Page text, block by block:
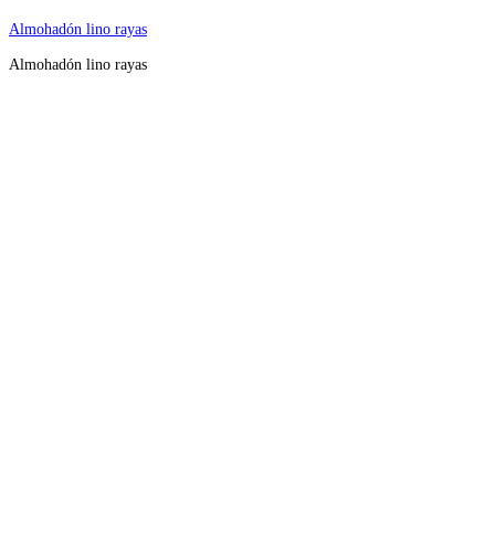
Almohadón lino rayas
Almohadón lino rayas